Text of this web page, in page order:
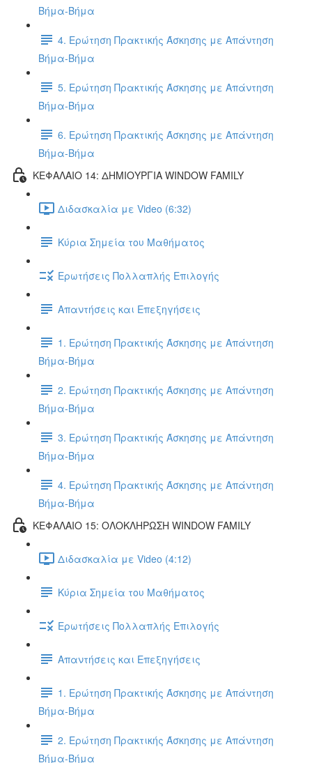
Βήμα-Βήμα
4. Ερώτηση Πρακτικής Άσκησης με Απάντηση
Βήμα-Βήμα
5. Ερώτηση Πρακτικής Άσκησης με Απάντηση
Βήμα-Βήμα
6. Ερώτηση Πρακτικής Άσκησης με Απάντηση
Βήμα-Βήμα
ΚΕΦΑΛΑΙΟ 14: ΔΗΜΙΟΥΡΓΙΑ WINDOW FAMILY
Διδασκαλία με Video (6:32)
Κύρια Σημεία του Μαθήματος
Ερωτήσεις Πολλαπλής Επιλογής
Απαντήσεις και Επεξηγήσεις
1. Ερώτηση Πρακτικής Άσκησης με Απάντηση
Βήμα-Βήμα
2. Ερώτηση Πρακτικής Άσκησης με Απάντηση
Βήμα-Βήμα
3. Ερώτηση Πρακτικής Άσκησης με Απάντηση
Βήμα-Βήμα
4. Ερώτηση Πρακτικής Άσκησης με Απάντηση
Βήμα-Βήμα
ΚΕΦΑΛΑΙΟ 15: ΟΛΟΚΛΗΡΩΣΗ WINDOW FAMILY
Διδασκαλία με Video (4:12)
Κύρια Σημεία του Μαθήματος
Ερωτήσεις Πολλαπλής Επιλογής
Απαντήσεις και Επεξηγήσεις
1. Ερώτηση Πρακτικής Άσκησης με Απάντηση
Βήμα-Βήμα
2. Ερώτηση Πρακτικής Άσκησης με Απάντηση
Βήμα-Βήμα